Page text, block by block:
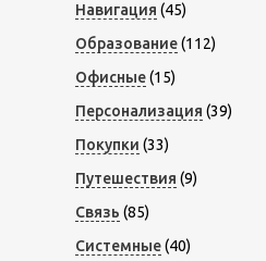
Навигация (45)
Образование(112)
Офисные(15)
Персонализация (39)
Покупки (33)
Путешествия (9)
Связь (85)
Системные(40)